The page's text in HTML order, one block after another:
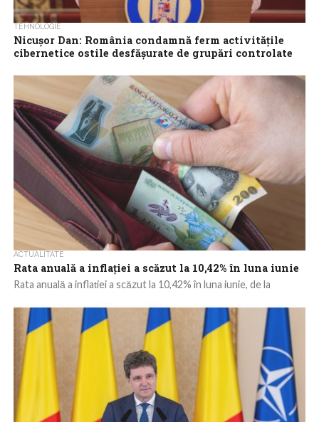
TEHNOLOGIE
Nicușor Dan: România condamnă ferm activitățile
cibernetice ostile desfășurate de grupări controlate
România condamnă ferm activitățile cibernetice ostile
desfășurate de grupări controlate de Serviciul Federal de
Securitate al Federației Ruse care au vizat state...
ACTUALITATE
Rata anuală a inflației a scăzut la 10,42% în luna iunie
Rata anuală a inflației a scăzut la 10,42% în luna iunie, de la